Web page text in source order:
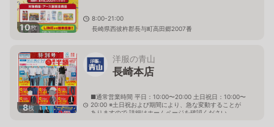
10枚
8:00-21:00
長崎県西彼杵郡長与町高田郷2007番
8枚
洋服の青山
長崎本店
■通常営業時間 平日：10:00〜20:00 土日祝日：10:00〜
20:00 ※土日祝および期間により、急な変動することが
ありますので 詳細はホームページを確認ください